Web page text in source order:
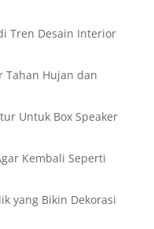
Tren Desain Interior
Tahan Hujan dan
Untuk Box Speaker
Kembali Seperti
yang Bikin Dekorasi